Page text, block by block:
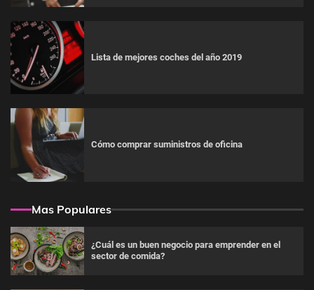
Lista de mejores coches del año 2019
Cómo comprar suministros de oficina
Mas Populares
¿Cuál es un buen negocio para emprender en el
sector de comida?